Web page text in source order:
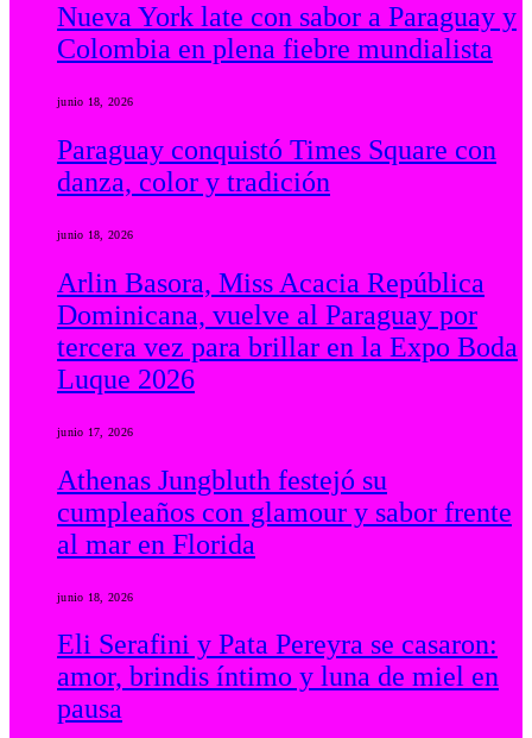
Nueva York late con sabor a Paraguay y
Colombia en plena fiebre mundialista
junio 18, 2026
Paraguay conquistó Times Square con
danza, color y tradición
junio 18, 2026
Arlin Basora, Miss Acacia República
Dominicana, vuelve al Paraguay por
tercera vez para brillar en la Expo Boda
Luque 2026
junio 17, 2026
Athenas Jungbluth festejó su
cumpleaños con glamour y sabor frente
al mar en Florida
junio 18, 2026
Eli Serafini y Pata Pereyra se casaron:
amor, brindis íntimo y luna de miel en
pausa